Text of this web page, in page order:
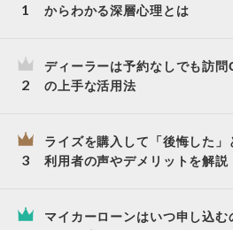
からわかる深層心理とは
ディーラーは予約なしでも訪
の上手な活用法
ライズを購入して「後悔した」
利用者の声やデメリットを解説
マイカーローンはいつ申し込